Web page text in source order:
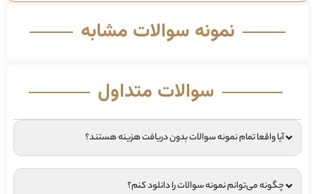
نمونه سوالات مشابه
سوالات متداول
آیا واقعا تمام نمونه سوالات بدون دریافت هزینه هستند؟
چگونه می‌توانم نمونه سوالات را دانلود کنم؟